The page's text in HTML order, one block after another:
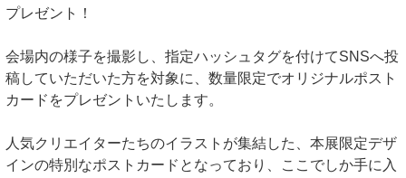
プレゼント！
会場内の様子を撮影し、指定ハッシュタグを付けてSNSへ投
稿していただいた方を対象に、数量限定でオリジナルポスト
カードをプレゼントいたします。
人気クリエイターたちのイラストが集結した、本展限定デザ
インの特別なポストカードとなっており、ここでしか手に入